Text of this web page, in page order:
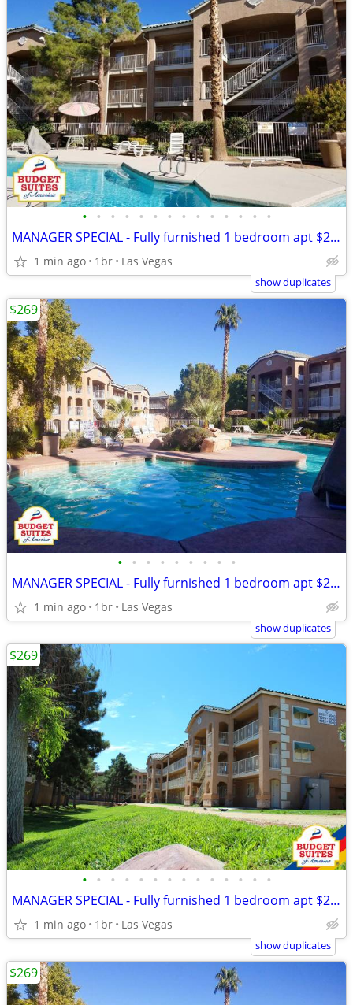
• • • • • • • • • • • • • •
MANAGER SPECIAL - Fully furnished 1 bedroom apt $269 weekly...
1 min ago 1br Las Vegas
show duplicates
• • • • • • • • •
MANAGER SPECIAL - Fully furnished 1 bedroom apt $269 weekly
1 min ago 1br Las Vegas
$269
show duplicates
• • • • • • • • • • • • • •
MANAGER SPECIAL - Fully furnished 1 bedroom apt $269 weekly...
1 min ago 1br Las Vegas
$269
show duplicates
$269